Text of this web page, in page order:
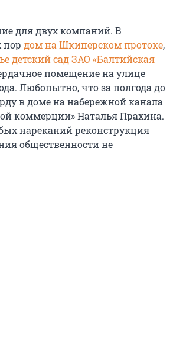
для двух компаний. В
пор дом на Шкиперском протоке,
детский сад ЗАО «Балтийская
помещение на улице
Любопытно, что за полгода до
в доме на набережной канала
коммерции» Наталья Прахина.
нареканий реконструкция
общественности не